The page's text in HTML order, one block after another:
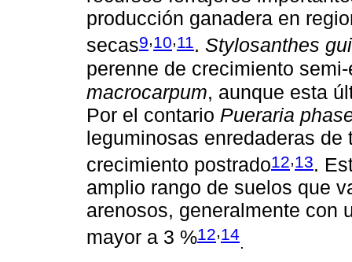
producción ganadera en
secas9,10,11. Stylosanthes
perenne de crecimiento
macrocarpum, aunque esta
Por el contario Pueraria
leguminosas enredaderas
crecimiento postrado12,13.
amplio rango de suelos que
arenosos, generalmente con
mayor a 3 %12,14.